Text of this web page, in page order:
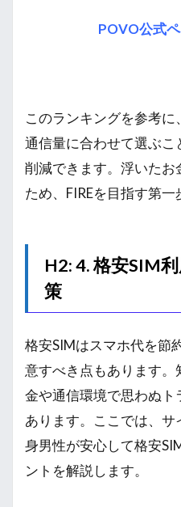
POVO公式
このランキングを参考
通信量に合わせて選ぶこ
削減できます。浮いたお
ため、FIREを目指す第一
H2: 4. 格安SIM
策
格安SIMはスマホ代を節
意すべき点もあります
金や通信環境で思わぬ
あります。ここでは、サ
身男性が安心して格安
ントを解説します。